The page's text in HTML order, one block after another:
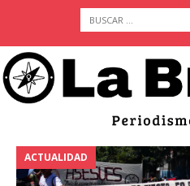
ACTUALIDAD